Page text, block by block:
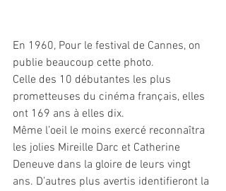
En 1960, Pour le festival de Cannes, on
publie beaucoup cette photo.
Celle des 10 débutantes les plus
prometteuses du cinéma français, elles
ont 169 ans à elles dix.
Même l’oeil le moins exercé reconnaîtra
les jolies Mireille Darc et Catherine
Deneuve dans la gloire de leurs vingt
ans. D’autres plus avertis identifieront la